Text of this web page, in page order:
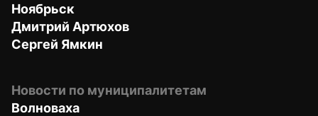
Ноябрьск
Дмитрий Артюхов
Сергей Ямкин
Новости по муниципалитетам
Волноваха